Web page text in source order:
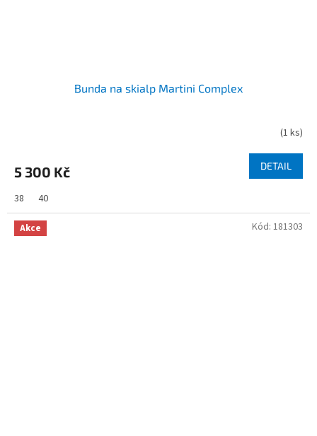
Bunda na skialp Martini Complex
(1 ks)
5 300 Kč DETAIL
38 40
Akce Kód: 181303